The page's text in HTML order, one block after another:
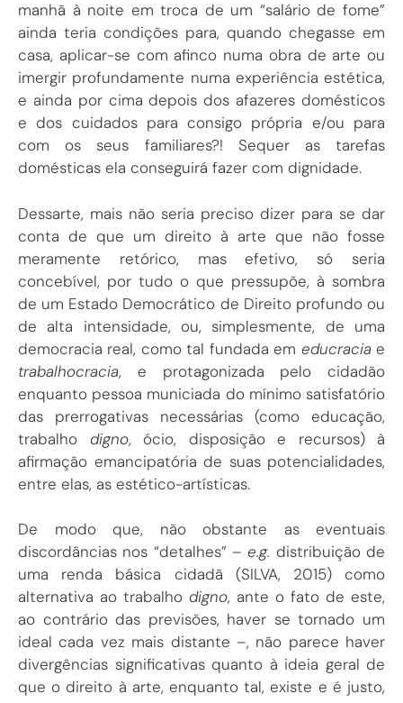
manhã à noite em troca de um “salário de fome”
ainda teria condições para, quando chegasse em
casa, aplicar-se com afinco numa obra de arte ou
imergir profundamente numa experiência estética,
e ainda por cima depois dos afazeres domésticos
e dos cuidados para consigo própria e/ou para
com os seus familiares?! Sequer as tarefas
domésticas ela conseguirá fazer com dignidade.
Dessarte, mais não seria preciso dizer para se dar
conta de que um direito à arte que não fosse
meramente retórico, mas efetivo, só seria
concebível, por tudo o que pressupõe, à sombra
de um Estado Democrático de Direito profundo ou
de alta intensidade, ou, simplesmente, de uma
democracia real, como tal fundada em educraciae
trabalhocracia, e protagonizada pelo cidadão
enquanto pessoa municiada do mínimo satisfatório
das prerrogativas necessárias (como educação,
trabalho digno, ócio, disposição e recursos) à
afirmação emancipatória de suas potencialidades,
entre elas, as estético-artísticas.
De modo que, não obstante as eventuais
discordâncias nos “detalhes” –e.g. distribuição de
uma renda básica cidadã (SILVA, 2015) como
alternativa ao trabalho digno, ante o fato de este,
ao contrário das previsões, haver se tornado um
ideal cada vez mais distante –, não parece haver
divergências significativas quanto à ideia geral de
que o direito à arte, enquanto tal, existe e é justo,